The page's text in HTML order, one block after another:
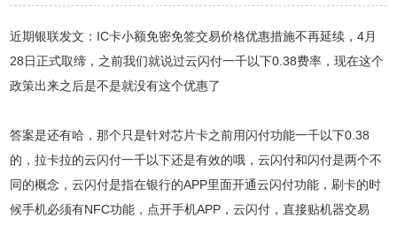
近期银联发文：IC卡小额免密免签交易价格优惠措施不再延续，4月
28日正式取缔，之前我们就说过云闪付一千以下0.38费率，现在这个
政策出来之后是不是就没有这个优惠了
答案是还有哈，那个只是针对芯片卡之前用闪付功能一千以下0.38
的，拉卡拉的云闪付一千以下还是有效的哦，云闪付和闪付是两个不
同的概念，云闪付是指在银行的APP里面开通云闪付功能，刷卡的时
候手机必须有NFC功能，点开手机APP，云闪付，直接贴机器交易